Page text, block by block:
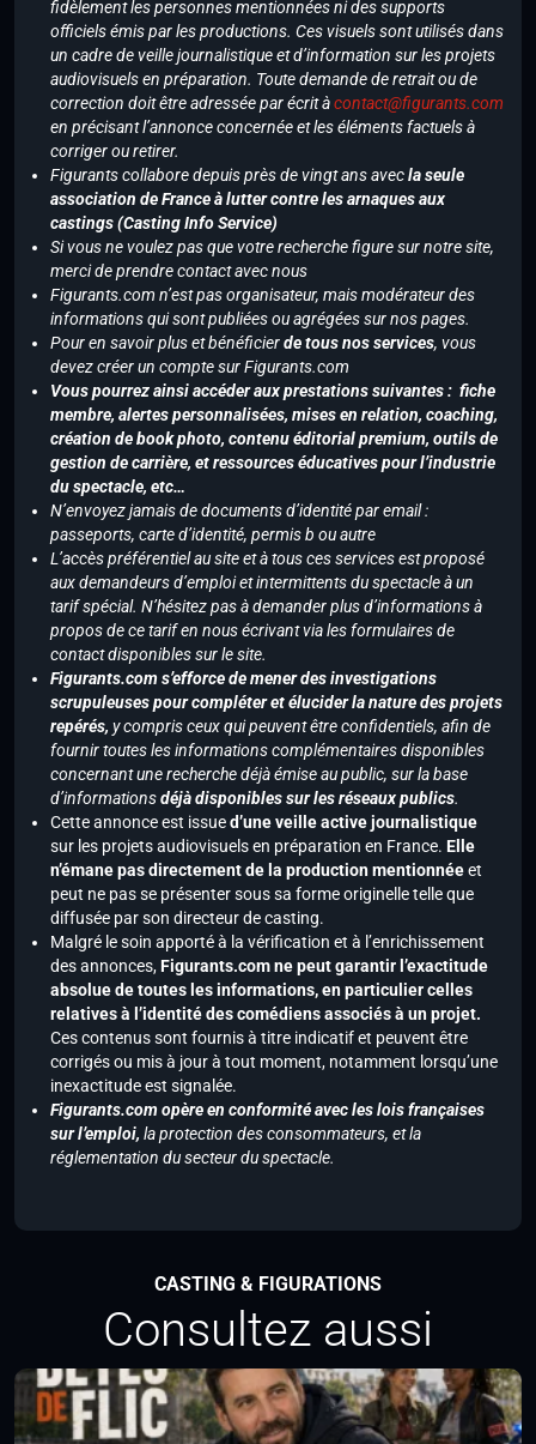
fidèlement les personnes mentionnées ni des supports
officiels émis par les productions. Ces visuels sont utilisés dans
un cadre de veille journalistique et d’information sur les projets
audiovisuels en préparation. Toute demande de retrait ou de
correction doit être adressée par écrit àcontact@figurants.com
en précisant l’annonce concernée et les éléments factuels à
corriger ou retirer.
Figurants collabore depuis près de vingt ans avecla seule
association de France à lutter contre les arnaques aux
castings (Casting Info Service)
Si vous ne voulez pas que votre recherche figure sur notre site,
merci de prendre contact avec nous
Figurants.com n’est pas organisateur, mais modérateur des
informations qui sont publiées ou agrégées sur nos pages.
Pour en savoir plus et bénéficierde tous nos services, vous
devez créer un compte sur Figurants.com
Vous pourrez ainsi accéder aux prestations suivantes : fiche
membre, alertes personnalisées, mises en relation, coaching,
création de book photo, contenu éditorial premium, outils de
gestion de carrière, et ressources éducatives pour l’industrie
du spectacle, etc…
N’envoyez jamais de documents d’identité par email :
passeports, carte d’identité, permis b ou autre
L’accès préférentiel au site et à tous ces services est proposé
aux demandeurs d’emploi et intermittents du spectacle à un
tarif spécial. N’hésitez pas à demander plus d’informations à
propos de ce tarif en nous écrivant via les formulaires de
contact disponibles sur le site.
Figurants.com s’efforce de mener des investigations
scrupuleuses pour compléter et élucider la nature des projets
repérés, y compris ceux qui peuvent être confidentiels, afin de
fournir toutes les informations complémentaires disponibles
concernant une recherche déjà émise au public, sur la base
d’informationsdéjà disponibles sur les réseaux publics.
Cette annonce est issued’une veille active journalistique
sur les projets audiovisuels en préparation en France. Elle
n’émane pas directement de la production mentionnéeet
peut ne pas se présenter sous sa forme originelle telle que
diffusée par son directeur de casting.
Malgré le soin apporté à la vérification et à l’enrichissement
des annonces,Figurants.com ne peut garantir l’exactitude
absolue de toutes les informations, en particulier celles
relatives à l’identité des comédiens associés à un projet.
Ces contenus sont fournis à titre indicatif et peuvent être
corrigés ou mis à jour à tout moment, notamment lorsqu’une
inexactitude est signalée.
Figurants.com opère en conformité avec les lois françaises
sur l’emploi, la protection des consommateurs, et la
réglementation du secteur du spectacle.
CASTING & FIGURATIONS
Consultez aussi